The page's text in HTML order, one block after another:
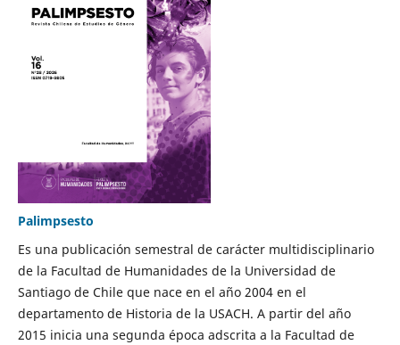
Palimpsesto
Es una publicación semestral de carácter multidisciplinario
de la Facultad de Humanidades de la Universidad de
Santiago de Chile que nace en el año 2004 en el
departamento de Historia de la USACH. A partir del año
2015 inicia una segunda época adscrita a la Facultad de